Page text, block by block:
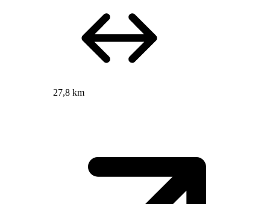
27,8 km